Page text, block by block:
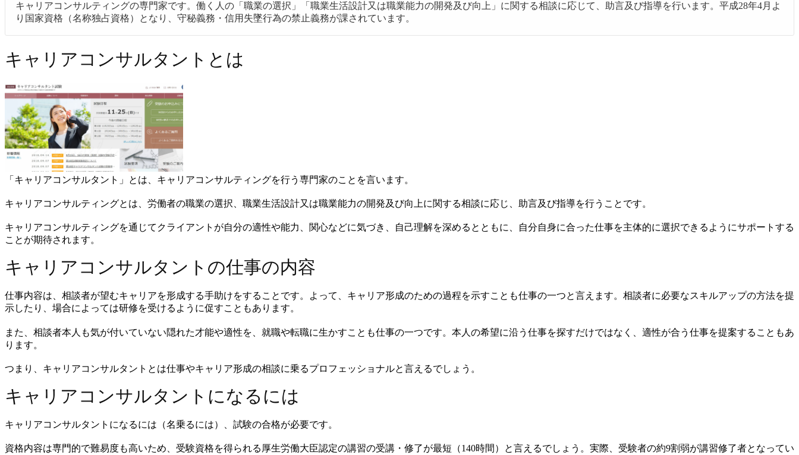
キャリアコンサルティングの専門家です。働く人の「職業の選択」「職業生活設計又は職業能力の開発及び向上」に関する相談に応じて、助言及び指導を行います。平成28年4月よ
り国家資格（名称独占資格）となり、守秘義務・信用失墜行為の禁止義務が課されています。
キャリアコンサルタントとは
「キャリアコンサルタント」とは、キャリアコンサルティングを行う専門家のことを言います。
キャリアコンサルティングとは、労働者の職業の選択、職業生活設計又は職業能力の開発及び向上に関する相談に応じ、助言及び指導を行うことです。
キャリアコンサルティングを通じてクライアントが自分の適性や能力、関心などに気づき、自己理解を深めるとともに、自分自身に合った仕事を主体的に選択できるようにサポートする
ことが期待されます。
キャリアコンサルタントの仕事の内容
仕事内容は、相談者が望むキャリアを形成する手助けをすることです。よって、キャリア形成のための過程を示すことも仕事の一つと言えます。相談者に必要なスキルアップの方法を提
示したり、場合によっては研修を受けるように促すこともあります。
また、相談者本人も気が付いていない隠れた才能や適性を、就職や転職に生かすことも仕事の一つです。本人の希望に沿う仕事を探すだけではなく、適性が合う仕事を提案することもあ
ります。
つまり、キャリアコンサルタントとは仕事やキャリア形成の相談に乗るプロフェッショナルと言えるでしょう。
キャリアコンサルタントになるには
キャリアコンサルタントになるには（名乗るには）、試験の合格が必要です。
資格内容は専門的で難易度も高いため、受験資格を得られる厚生労働大臣認定の講習の受講・修了が最短（140時間）と言えるでしょう。実際、受験者の約9割弱が講習修了者となってい